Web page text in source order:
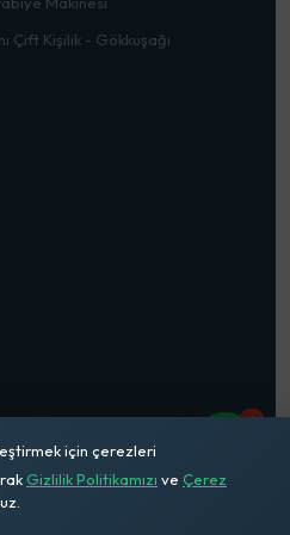
Çift Kişilik - Gökkuşağı
Ticaret. Tüm Hakları Saklıdır
1
için çerezleri
Gizlilik Politikamızı ve Çerez